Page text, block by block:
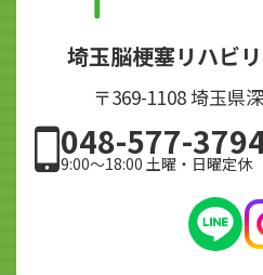
埼玉脳梗塞リハビ
〒369-1108 埼玉県
048-577-
9:00～18:00 土曜・日曜定休